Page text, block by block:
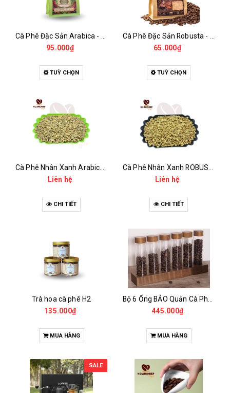
95.000₫
TUỲ CHỌN
65.000₫
TUỲ CHỌN
Liên hệ
CHI TIẾT
Liên hệ
CHI TIẾT
Trà hoa cà phê H2
135.000₫
MUA HÀNG
445.000₫
MUA HÀNG
SALE